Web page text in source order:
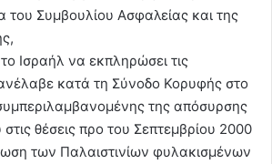
του Συμβουλίου Ασφαλείας και της
Ισραήλ να εκπληρώσει τις
κατά τη Σύνοδο Κορυφής στο
της απόσυρσης
θέσεις προ του Σεπτεμβρίου 2000
των Παλαιστινίων φυλακισμένων